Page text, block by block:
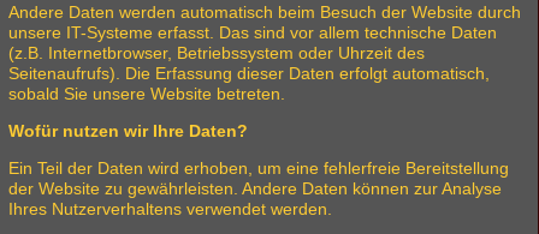
Andere Daten werden automatisch beim Besuch der Website durch
unsere IT-Systeme erfasst. Das sind vor allem technische Daten
(z.B. Internetbrowser, Betriebssystem oder Uhrzeit des
Seitenaufrufs). Die Erfassung dieser Daten erfolgt automatisch,
sobald Sie unsere Website betreten.
Wofür nutzen wir Ihre Daten?
Ein Teil der Daten wird erhoben, um eine fehlerfreie Bereitstellung
der Website zu gewährleisten. Andere Daten können zur Analyse
Ihres Nutzerverhaltens verwendet werden.